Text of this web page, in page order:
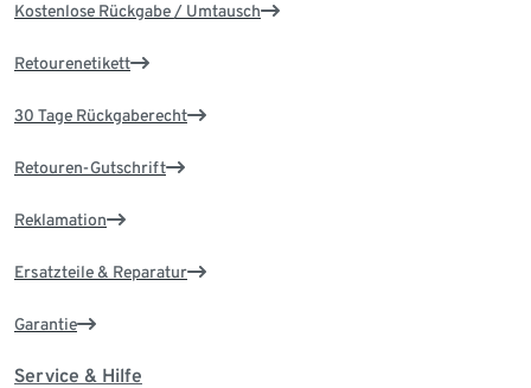
Kostenlose Rückgabe / Umtausch
Retourenetikett
30 Tage Rückgaberecht
Retouren-Gutschrift
Reklamation
Ersatzteile & Reparatur
Garantie
Service & Hilfe